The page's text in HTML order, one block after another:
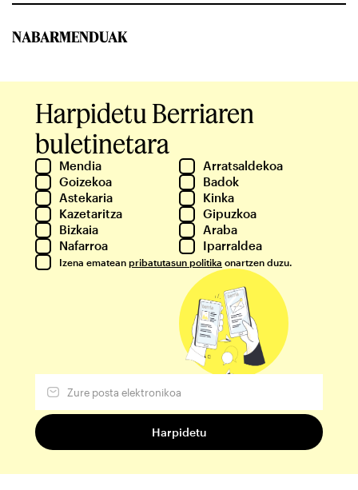
NABARMENDUAK
Harpidetu Berriaren
buletinetara
Mendia
Arratsaldekoa
Goizekoa
Badok
Astekaria
Kinka
Kazetaritza
Gipuzkoa
Bizkaia
Araba
Nafarroa
Iparraldea
Izena ematean pribatutasun politika onartzen duzu.